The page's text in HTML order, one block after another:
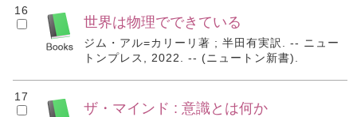
16
世界は物理でできている
ジム・アル=カリーリ著 ; 半田有実訳. -- ニュー
トンプレス, 2022. -- (ニュートン新書).
17
ザ・マインド : 意識とは何か